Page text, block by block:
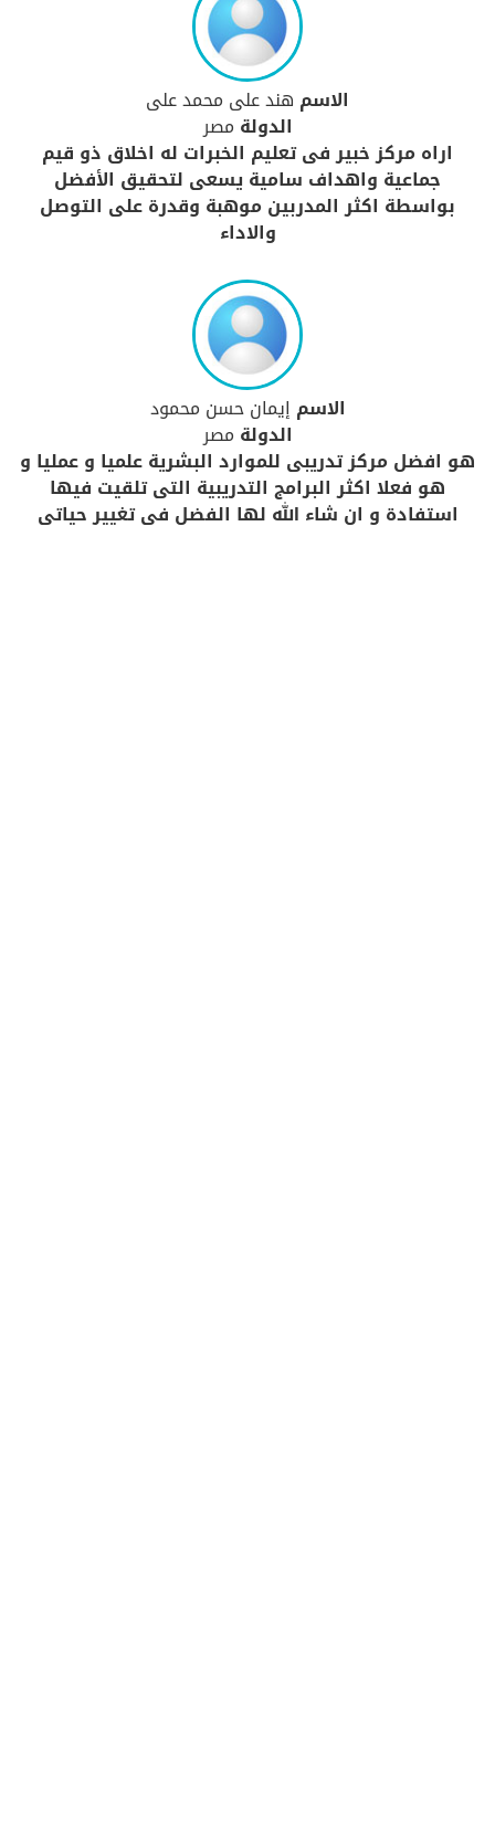
الاسم هند على محمد على
الدولة مصر
اراه مركز خبير فى تعليم الخبرات له اخلاق ذو قيم
جماعية واهداف سامية يسعى لتحقيق الأفضل
بواسطة اكثر المدربين موهبة وقدرة على التوصل
والاداء
الاسم إيمان حسن محمود
الدولة مصر
هو افضل مركز تدريبى للموارد البشرية علميا و عمليا و
هو فعلا اكثر البرامج التدريبية التى تلقيت فيها
استفادة و ان شاء الله لها الفضل فى تغيير حياتى